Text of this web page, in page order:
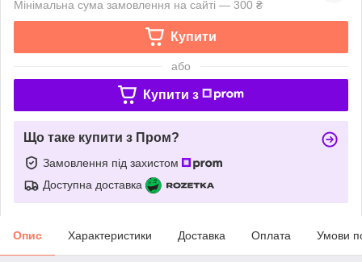
Мінімальна сума замовлення на сайті — 300 ₴
Купити
або
Купити з
Що таке купити з Пром?
Замовлення під захистом
Доступна доставка
Опис Характеристики Доставка Оплата Умови